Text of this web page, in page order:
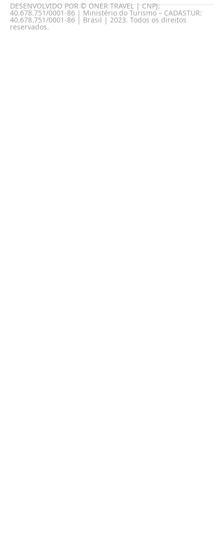
DESENVOLVIDO POR © ONER TRAVEL | CNPJ:
40.678.751/0001-86 | Ministério do Turismo – CADASTUR:
40.678.751/0001-86 | Brasil | 2023. Todos os direitos
reservados.